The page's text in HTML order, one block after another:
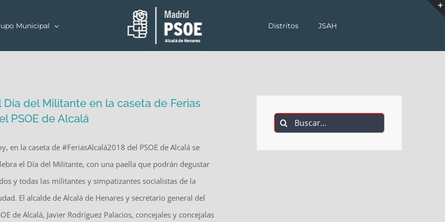
Municipal Distritos JSAH
Día del Militante en la caseta de Ferias
PSOE de Alcalá
en la caseta de #FeriasAlcalá2018 del PSOE de Alcalá se
el Día del Militante, con una paella que podrán degustar
y todas las militantes y simpatizantes socialistas de la
El alcalde de Alcalá de Henares y secretario general del
de Alcalá, Javier Rodríguez Palacios, concejales y concejalas
Buscar: